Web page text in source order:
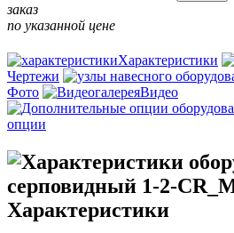
заказ
по указанной цене
Характеристики
Чертежи
Фото
Видео
опции
Характеристики